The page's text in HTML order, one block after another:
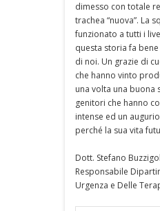
dimesso con totale
trachea “nuova”. La
funzionato a tutti i
questa storia fa
di noi. Un grazie di
che hanno vinto
una volta una buona
genitori che hanno
intense ed un
perché la sua vita
Dott. Stefano
Responsabile
Urgenza e Delle